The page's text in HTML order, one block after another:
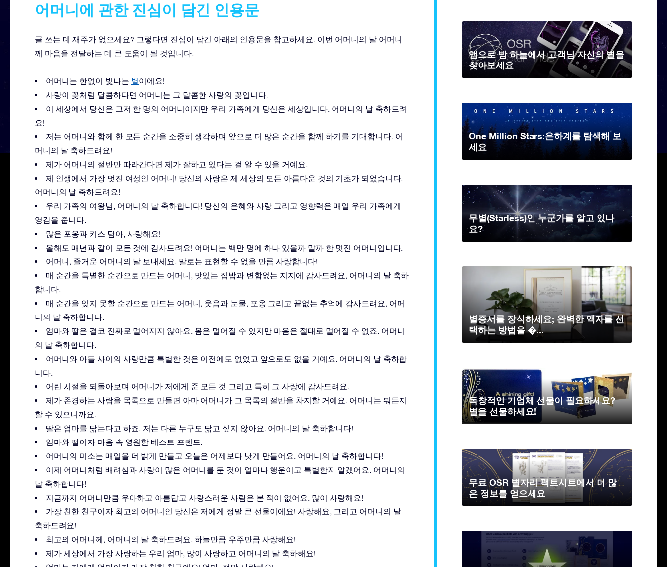
어머니에 관한 진심이 담긴 인용문
글 쓰는 데 재주가 없으세요? 그렇다면 진심이 담긴 아래의 인용문을 참고하세요. 이번 어머니의 날 어머니
께 마음을 전달하는 데 큰 도움이 될 것입니다.
어머니는 한없이 빛나는 별이에요!
사랑이 꽃처럼 달콤하다면 어머니는 그 달콤한 사랑의 꽃입니다.
이 세상에서 당신은 그저 한 명의 어머니이지만 우리 가족에게 당신은 세상입니다. 어머니의 날 축하드려
요!
저는 어머니와 함께 한 모든 순간을 소중히 생각하며 앞으로 더 많은 순간을 함께 하기를 기대합니다. 어
머니의 날 축하드려요!
제가 어머니의 절반만 따라간다면 제가 잘하고 있다는 걸 알 수 있을 거예요.
제 인생에서 가장 멋진 여성인 어머니! 당신의 사랑은 제 세상의 모든 아름다운 것의 기초가 되었습니다.
어머니의 날 축하드려요!
우리 가족의 여왕님, 어머니의 날 축하합니다! 당신의 은혜와 사랑 그리고 영향력은 매일 우리 가족에게
영감을 줍니다.
많은 포옹과 키스 담아, 사랑해요!
올해도 매년과 같이 모든 것에 감사드려요! 어머니는 백만 명에 하나 있을까 말까 한 멋진 어머니입니다.
어머니, 즐거운 어머니의 날 보내세요. 말로는 표현할 수 없을 만큼 사랑합니다!
매 순간을 특별한 순간으로 만드는 어머니, 맛있는 집밥과 변함없는 지지에 감사드려요, 어머니의 날 축하
합니다.
매 순간을 잊지 못할 순간으로 만드는 어머니, 웃음과 눈물, 포옹 그리고 끝없는 추억에 감사드려요, 어머
니의 날 축하합니다.
엄마와 딸은 결코 진짜로 멀어지지 않아요. 몸은 멀어질 수 있지만 마음은 절대로 멀어질 수 없죠. 어머니
의 날 축하합니다.
어머니와 아들 사이의 사랑만큼 특별한 것은 이전에도 없었고 앞으로도 없을 거예요. 어머니의 날 축하합
니다.
어린 시절을 되돌아보며 어머니가 저에게 준 모든 것 그리고 특히 그 사랑에 감사드려요.
제가 존경하는 사람을 목록으로 만들면 아마 어머니가 그 목록의 절반을 차지할 거예요. 어머니는 뭐든지
할 수 있으니까요.
딸은 엄마를 닮는다고 하죠. 저는 다른 누구도 닮고 싶지 않아요. 어머니의 날 축하합니다!
엄마와 딸이자 마음 속 영원한 베스트 프렌드.
어머니의 미소는 매일을 더 밝게 만들고 오늘은 어제보다 낫게 만들어요. 어머니의 날 축하합니다!
이제 어머니처럼 배려심과 사랑이 많은 어머니를 둔 것이 얼마나 행운이고 특별한지 알겠어요. 어머니의
날 축하합니다!
지금까지 어머니만큼 우아하고 아름답고 사랑스러운 사람은 본 적이 없어요. 많이 사랑해요!
가장 친한 친구이자 최고의 어머니인 당신은 저에게 정말 큰 선물이에요! 사랑해요, 그리고 어머니의 날
축하드려요!
최고의 어머니께, 어머니의 날 축하드려요. 하늘만큼 우주만큼 사랑해요!
제가 세상에서 가장 사랑하는 우리 엄마, 많이 사랑하고 어머니의 날 축하해요!
앱으로 밤 하늘에서 고객님 자신의 별을
찾아보세요
One Million Stars:은하계를 탐색해 보
세요
무별(Starless)인 누군가를 알고 있나
요?
별증서를 장식하세요; 완벽한 액자를 선
택하는 방법을 �...
독창적인 기업체 선물이 필요하세요?
별을 선물하세요!
무료 OSR 별자리 팩트시트에서 더 많
은 정보를 얻으세요